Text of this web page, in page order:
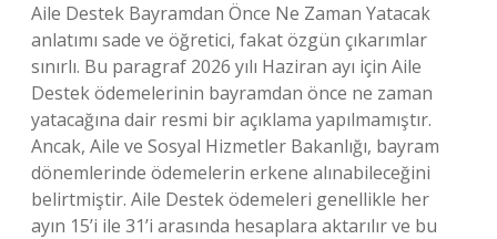
Aile Destek Bayramdan Önce Ne Zaman Yatacak
anlatımı sade ve öğretici, fakat özgün çıkarımlar
sınırlı. Bu paragraf 2026 yılı Haziran ayı için Aile
Destek ödemelerinin bayramdan önce ne zaman
yatacağına dair resmi bir açıklama yapılmamıştır.
Ancak, Aile ve Sosyal Hizmetler Bakanlığı, bayram
dönemlerinde ödemelerin erkene alınabileceğini
belirtmiştir. Aile Destek ödemeleri genellikle her
ayın 15’i ile 31’i arasında hesaplara aktarılır ve bu